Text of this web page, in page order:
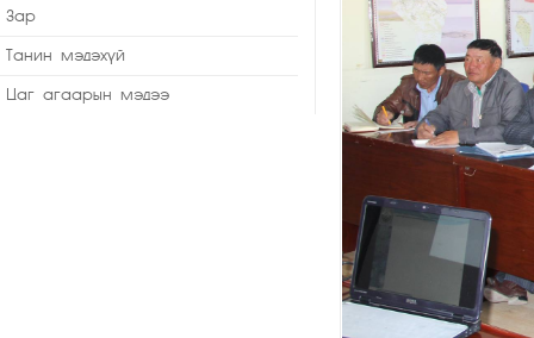
Зар
Танин мэдэхүй
Цаг агаарын мэдээ